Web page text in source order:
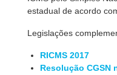
estadual de acordo
Legislações
RICMS 2017
Resolução CGSN